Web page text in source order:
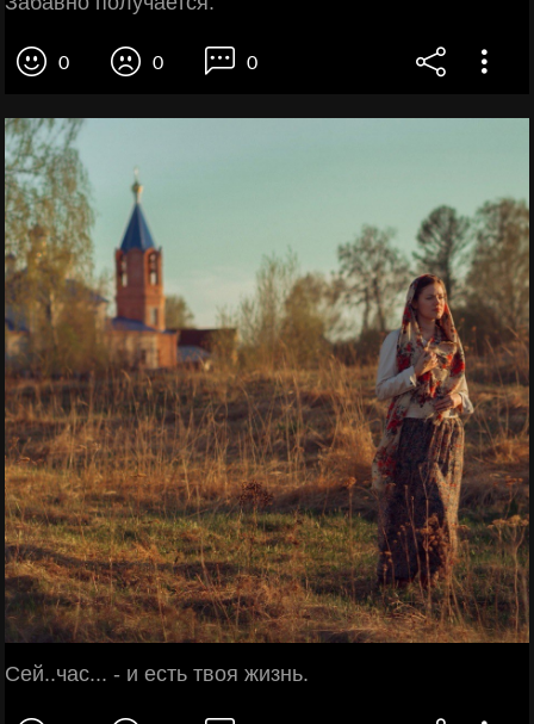
0 0 0
Сей..час... - и есть твоя жизнь.